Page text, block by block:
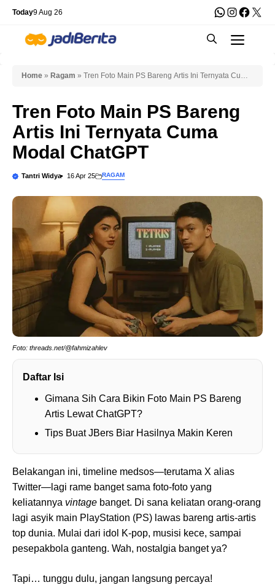
Skip
content
Today9 Aug 26 WhatsApp
X
Home » Ragam » Tren Foto Main PS Bareng Artis Ini Ternyata Cuma
Tren Foto Main PS Bareng
Artis Ini Ternyata Cuma
Modal ChatGPT
Tantri Widya 16 Apr 25 RAGAM
Foto: threads.net/@fahmizahlev
Daftar Isi
Gimana Sih Cara Bikin Foto Main PS Bareng
Artis Lewat ChatGPT?
Tips Buat JBers Biar Hasilnya Makin Keren
Belakangan ini, timeline medsos—terutama X alias
Twitter—lagi rame banget sama foto-foto yang
keliatannya vintage banget. Di sana keliatan orang-orang
lagi asyik main PlayStation (PS) lawas bareng artis-artis
top dunia. Mulai dari idol K-pop, musisi kece, sampai
pesepakbola ganteng. Wah, nostalgia banget ya?
Tapi… tunggu dulu, jangan langsung percaya!